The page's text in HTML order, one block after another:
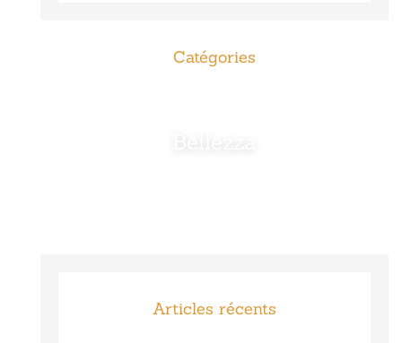
Catégories
Articles récents